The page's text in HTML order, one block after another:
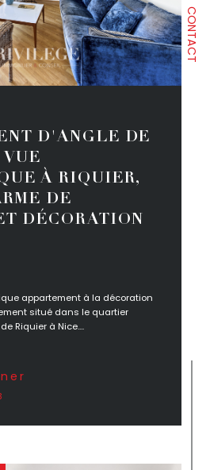
CONTACT
D'ANGLE DE
VUE
À RIQUIER,
DE
DÉCORATION
appartement à la décoration
situé dans le quartier
Riquier à Nice....